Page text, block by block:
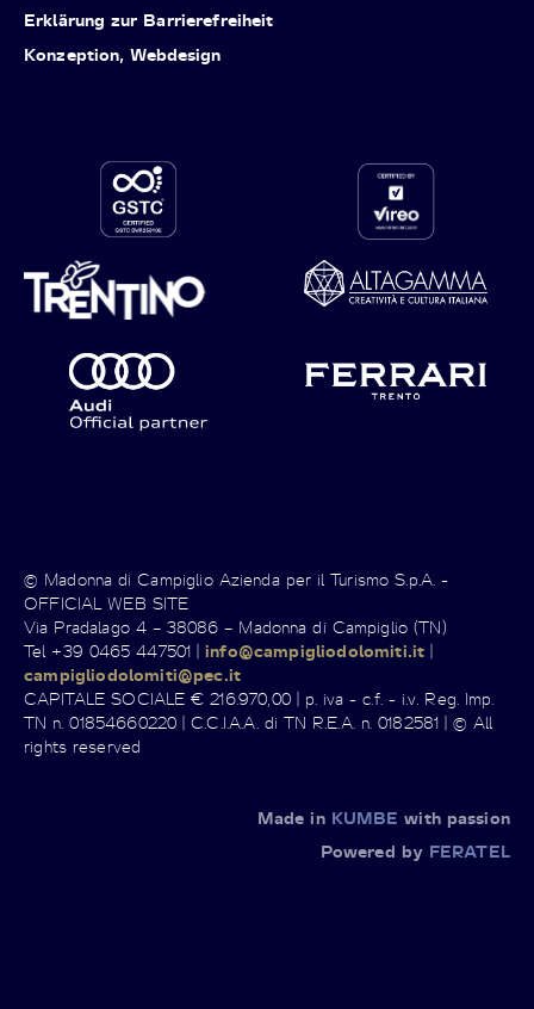
Erklärung zur Barrierefreiheit
Konzeption, Webdesign
© Madonna di Campiglio Azienda per il Turismo S.p.A. -
OFFICIAL WEB SITE
Via Pradalago 4 – 38086 – Madonna di Campiglio (TN)
Tel +39 0465 447501 |info@campigliodolomiti.it |
campigliodolomiti@pec.it
CAPITALE SOCIALE € 216.970,00 | p. iva - c.f. - i.v. Reg. Imp.
TN n. 01854660220 | C.C.I.A.A. di TN R.E.A. n. 0182581 | © All
rights reserved
Made in KUMBE with passion
Powered by FERATEL